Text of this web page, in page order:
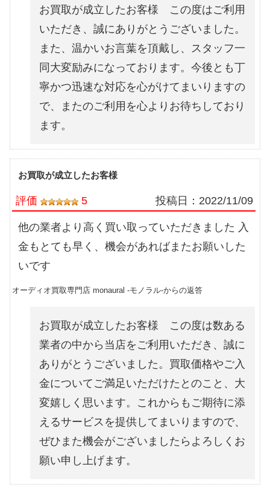
お買取が成立したお客様 この度はご利用
いただき、誠にありがとうございました。
また、温かいお言葉を頂戴し、スタッフ一
同大変励みになっております。今後とも丁
寧かつ迅速な対応を心がけてまいりますの
で、またのご利用を心よりお待ちしており
ます。
お買取が成立したお客様
評価 5 投稿日： 2022/11/09
他の業者より高く買い取っていただきました 入
金もとても早く、機会があればまたお願いした
いです
オーディオ買取専門店 monaural -モノラル-からの返答
お買取が成立したお客様 この度は数ある
業者の中から当店をご利用いただき、誠に
ありがとうございました。買取価格やご入
金についてご満足いただけたとのこと、大
変嬉しく思います。これからもご期待に添
えるサービスを提供してまいりますので、
ぜひまた機会がございましたらよろしくお
願い申し上げます。